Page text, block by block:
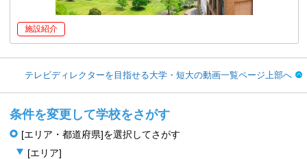
施設紹介
テレビディレクターを目指せる大学・短大の動画一覧ページ上部へ
条件を変更して学校をさがす
[エリア・都道府県]を選択してさがす
[エリア]